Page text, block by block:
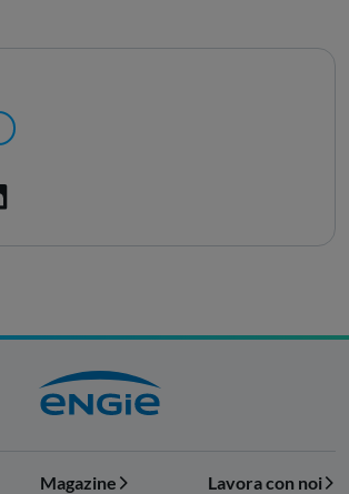
Magazine Lavora con noi